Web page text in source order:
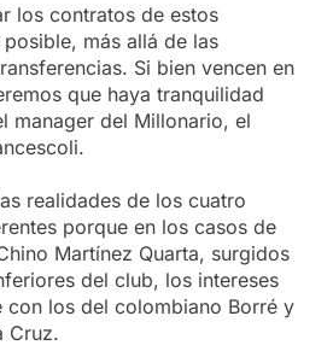
los contratos de estos
más allá de las
Si bien vencen en
que haya tranquilidad
manager del Millonario, el
realidades de los cuatro
porque en los casos de
Martínez Quarta, surgidos
del club, los intereses
con los del colombiano Borré y
Cruz.